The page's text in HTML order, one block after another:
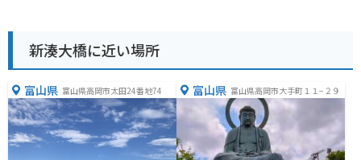
新湊大橋に近い場所
富山県 富山県高岡市太田24番地74 富山県 富山県高岡市大手町１１−２９